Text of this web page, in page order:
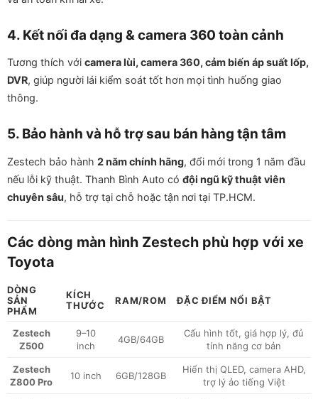
4. Kết nối đa dạng & camera 360 toàn cảnh
Tương thích với camera lùi, camera 360, cảm biến áp suất lốp,
DVR, giúp người lái kiểm soát tốt hơn mọi tình huống giao
thông.
5. Bảo hành và hỗ trợ sau bán hàng tận tâm
Zestech bảo hành 2 năm chính hãng, đổi mới trong 1 năm đầu
nếu lỗi kỹ thuật. Thanh Bình Auto có đội ngũ kỹ thuật viên
chuyên sâu, hỗ trợ tại chỗ hoặc tận nơi tại TP.HCM.
Các dòng màn hình Zestech phù hợp với xe
Toyota
DÒNG
SẢN
PHẨM
KÍCH
THƯỚC
RAM/ROM ĐẶC ĐIỂM NỔI BẬT
Zestech
Z500
9–10
inch
4GB/64GB
Cấu hình tốt, giá hợp lý, đủ
tính năng cơ bản
Zestech
Z800 Pro
10 inch 6GB/128GB
Hiển thị QLED, camera AHD,
trợ lý ảo tiếng Việt